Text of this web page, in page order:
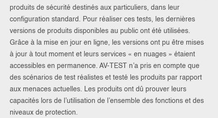
produits de sécurité destinés aux particuliers, dans leur
configuration standard. Pour réaliser ces tests, les dernières
versions de produits disponibles au public ont été utilisées.
Grâce à la mise en jour en ligne, les versions ont pu être mises
à jour à tout moment et leurs services « en nuages » étaient
accessibles en permanence. AV-TEST n’a pris en compte que
des scénarios de test réalistes et testé les produits par rapport
aux menaces actuelles. Les produits ont dû prouver leurs
capacités lors de l’utilisation de l’ensemble des fonctions et des
niveaux de protection.